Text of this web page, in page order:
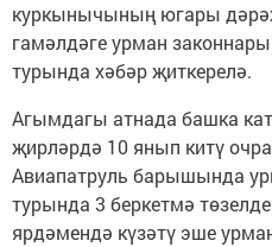
куркынычының югары
гамәлдәге урман
турында хәбәр җиткерелә.
Агымдагы атнада башка
җирләрдә 10 янып китү
Авиапатруль барышында
турында 3 беркетмә
ярдәмендә күзәтү эше